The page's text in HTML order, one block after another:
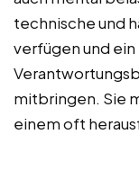
technische und
verfügen und ein
mitbringen. Sie
einem oft